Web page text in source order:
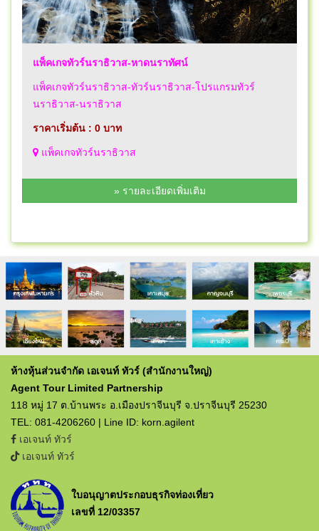
แพ็คเกจทัวร์นราธิวาส-หาดนราทัศน์
แพ็คเกจทัวร์นราธิวาส-ทัวร์นราธิวาส-โปรแกรมทัวร์
นราธิวาส-นราธิวาส
ราคาเริ่มต้น : 0 บาท
แพ็คเกจทัวร์นราธิวาส
» รายละเอียดเพิ่มเติม
ห้างหุ้นส่วนจำกัด เอเจนท์ ทัวร์ (สำนักงานใหญ่)
Agent Tour Limited Partnership
118 หมู่ 17 ต.บ้านพระ อ.เมืองปราจีนบุรี จ.ปราจีนบุรี 25230
TEL: 081-4206260 | Line ID: korn.agilent
เอเจนท์ ทัวร์
เอเจนท์ ทัวร์
ใบอนุญาตประกอบธุรกิจท่องเที่ยว
เลขที่ 12/03357